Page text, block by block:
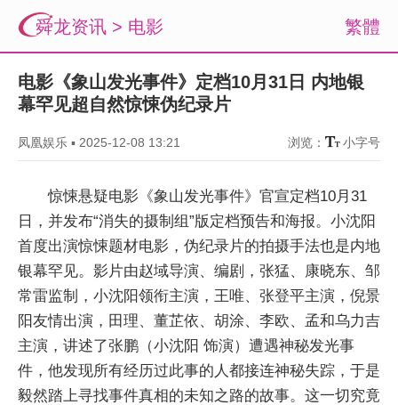
繁體
舜龙资讯 > 电影
电影《象山发光事件》定档10月31日 内地银
幕罕见超自然惊悚伪纪录片
凤凰娱乐 ▪ 2025-12-08 13:21 浏览： 小字号
惊悚悬疑电影《象山发光事件》官宣定档10月31
日，并发布“消失的摄制组”版定档预告和海报。小沈阳
首度出演惊悚题材电影，伪纪录片的拍摄手法也是内地
银幕罕见。影片由赵域导演、编剧，张猛、康晓东、邹
常雷监制，小沈阳领衔主演，王唯、张登平主演，倪景
阳友情出演，田理、董芷依、胡涂、李欧、孟和乌力吉
主演，讲述了张鹏（小沈阳 饰演）遭遇神秘发光事
件，他发现所有经历过此事的人都接连神秘失踪，于是
毅然踏上寻找事件真相的未知之路的故事。这一切究竟